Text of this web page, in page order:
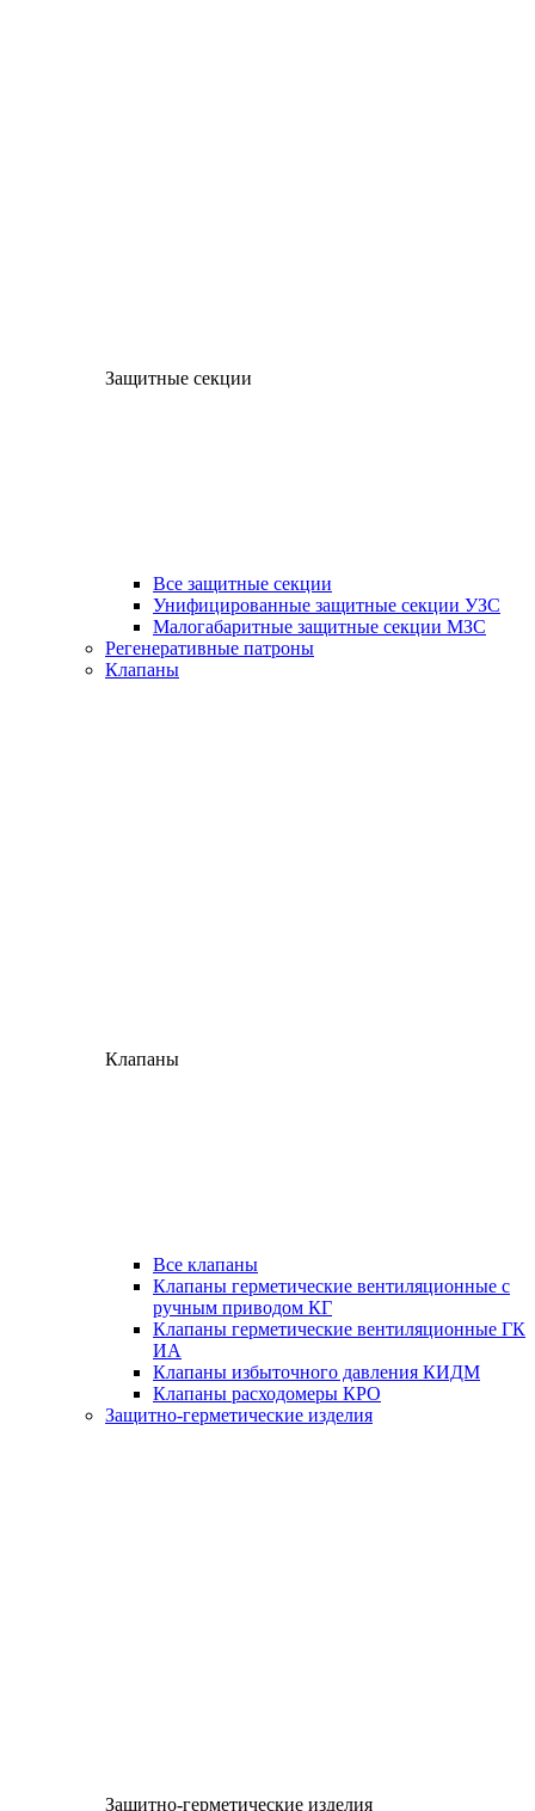
Защитные секции
Все защитные секции
Унифицированные защитные секции УЗС
Малогабаритные защитные секции МЗС
Регенеративные патроны
Клапаны
Клапаны
Все клапаны
Клапаны герметические вентиляционные с
ручным приводом КГ
Клапаны герметические вентиляционные ГК
ИА
Клапаны избыточного давления КИДМ
Клапаны расходомеры КРО
Защитно-герметические изделия
Защитно-герметические изделия